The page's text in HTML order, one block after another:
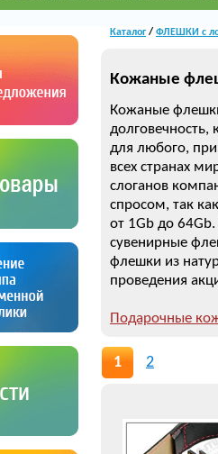
Каталог/ ФЛЕШКИ с
Кожаные
Кожаные
для любого,
всех странах
слоганов
спросом, так
от 1Gb до
сувенирные
флешки из
проведения
Подарочные
1 2